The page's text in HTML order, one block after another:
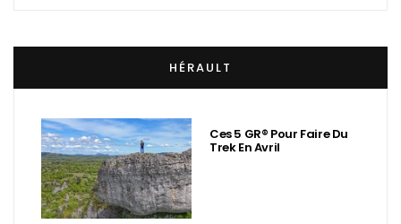
HÉRAULT
Ces 5 GR® Pour Faire Du
Trek En Avril